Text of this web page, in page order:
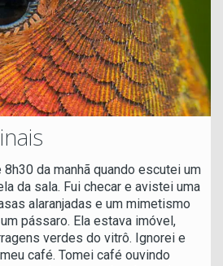
8h30 da manhã quando escutei um
da sala. Fui checar e avistei uma
alaranjadas e um mimetismo
pássaro. Ela estava imóvel,
verdes do vitrô. Ignorei e
café. Tomei café ouvindo